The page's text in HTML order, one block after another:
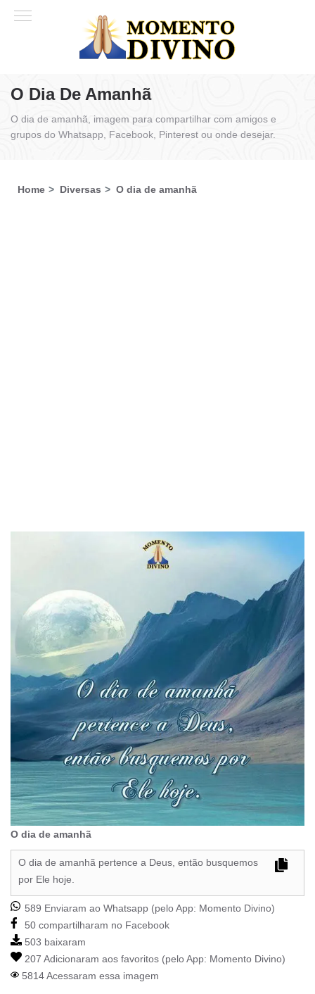
O Dia De Amanhã
O dia de amanhã, imagem para compartilhar com amigos e
grupos do Whatsapp, Facebook, Pinterest ou onde desejar.
Home Diversas O dia de amanhã
O dia de amanhã
O dia de amanhã pertence a Deus, então busquemos
por Ele hoje.
589 Enviaram ao Whatsapp (pelo App: Momento Divino)
50 compartilharam no Facebook
503 baixaram
207 Adicionaram aos favoritos (pelo App: Momento Divino)
5814 Acessaram essa imagem